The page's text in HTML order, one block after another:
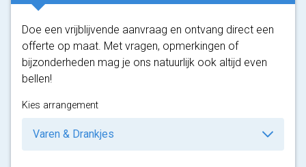
Doe een vrijblijvende aanvraag en ontvang direct een
offerte op maat. Met vragen, opmerkingen of
bijzonderheden mag je ons natuurlijk ook altijd even
bellen!
Kies arrangement